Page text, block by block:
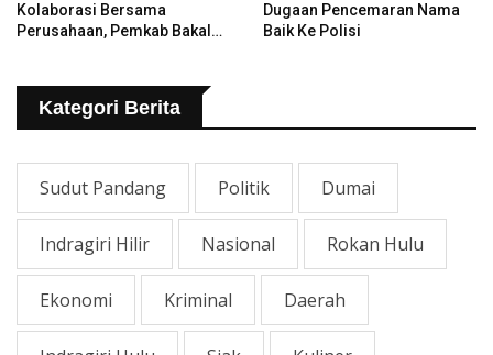
Kolaborasi Bersama
Perusahaan, Pemkab Bakal
Dugaan Pencemaran Nama
Baik Ke Polisi
Kategori Berita
Sudut Pandang Politik Dumai
Indragiri Hilir Nasional Rokan Hulu
Ekonomi Kriminal Daerah